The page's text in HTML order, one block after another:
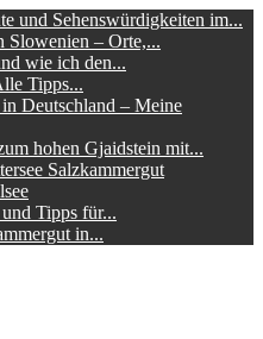
und Sehenswürdigkeiten im...
Slowenien – Orte,...
wie ich den...
Tipps...
in Deutschland – Meine
hohen Gjaidstein mit...
Salzkammergut
Tipps für...
in...